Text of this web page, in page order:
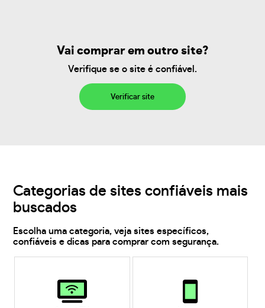
Vai comprar em outro site?
Verifique se o site é confiável.
Verificar site
Categorias de sites confiáveis mais
buscados
Escolha uma categoria, veja sites específicos,
confiáveis e dicas para comprar com segurança.